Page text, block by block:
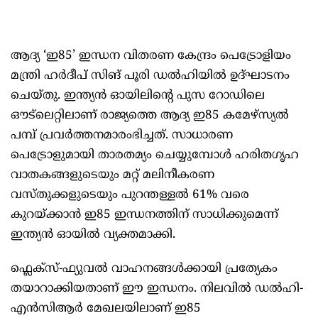
ആദ്യ ‘ഇ85’ ഇന്ധന വിതരണ കേന്ദ്രം പെട്രോളിയം
മന്ത്രി ഹർദീപ് സിങ് പൂരി ഡൽഹിയിൽ ഉദ്ഘാടനം
ചെയ്തു. ഇന്ത്യൻ ഓയിലിന്റെ പുസ റോഡിലെ
ഔട്‌ലെറ്റിലാണ് രാജ്യത്തെ ആദ്യ ഇ85 കമേഴ്സ്യൽ
പമ്പ് പ്രവർത്തനമാരംഭിച്ചത്. സാധാരണ
പെട്രോളുമായി താരതമ്യം ചെയ്യുമ്പോൾ ഹരിതഗൃഹ
വാതകങ്ങളുടെയും മറ്റ് മലിനീകരണ
വസ്തുക്കളുടെയും പുറന്തള്ളൽ 61% വരെ
കുറയ്ക്കാൻ ഇ85 ഇന്ധനത്തിന് സാധിക്കുമെന്ന്
ഇന്ത്യൻ ഓയിൽ വ്യക്തമാക്കി.
ഫ്ലെക്സ്-ഫ്യുവൽ വാഹനങ്ങൾക്കായി പ്രത്യേകം
തയാറാക്കിയതാണ് ഈ ഇന്ധനം. നിലവിൽ ഡൽഹി-
എൻസിആർ മേഖലയിലാണ് ഇ85